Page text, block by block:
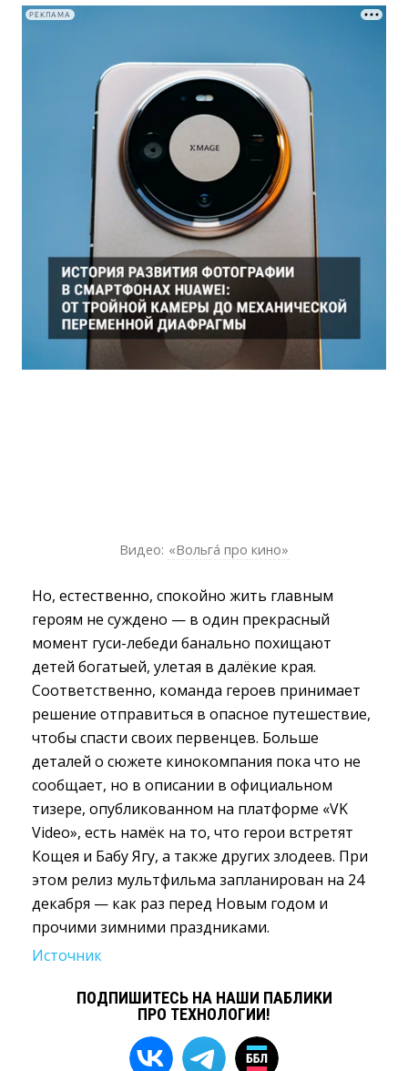
РЕКЛАМА
Видео: «Вольгá про кино»
Но, естественно, спокойно жить главным
героям не суждено — в один прекрасный
момент гуси-лебеди банально похищают
детей богатыей, улетая в далёкие края.
Соответственно, команда героев принимает
решение отправиться в опасное путешествие,
чтобы спасти своих первенцев. Больше
деталей о сюжете кинокомпания пока что не
сообщает, но в описании в официальном
тизере, опубликованном на платформе «VK
Video», есть намёк на то, что герои встретят
Кощея и Бабу Ягу, а также других злодеев. При
этом релиз мультфильма запланирован на 24
декабря — как раз перед Новым годом и
прочими зимними праздниками.
Источник
ПОДПИШИТЕСЬ НА НАШИ ПАБЛИКИ
ПРО ТЕХНОЛОГИИ!